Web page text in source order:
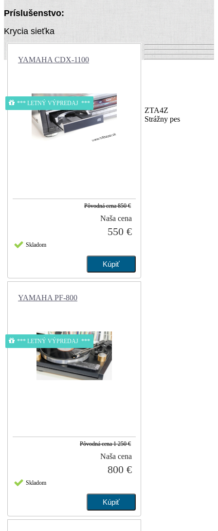
Príslušenstvo:
Krycia sieťka
YAMAHA CDX-1100
Pôvodná cena850 €
Naša cena
550 €
Skladom
*** LETNÝ VÝPREDAJ ***
YAMAHA PF-800
Pôvodná cena1 250 €
Naša cena
800 €
Skladom
*** LETNÝ VÝPREDAJ ***
ZTA4Z
Strážny pes